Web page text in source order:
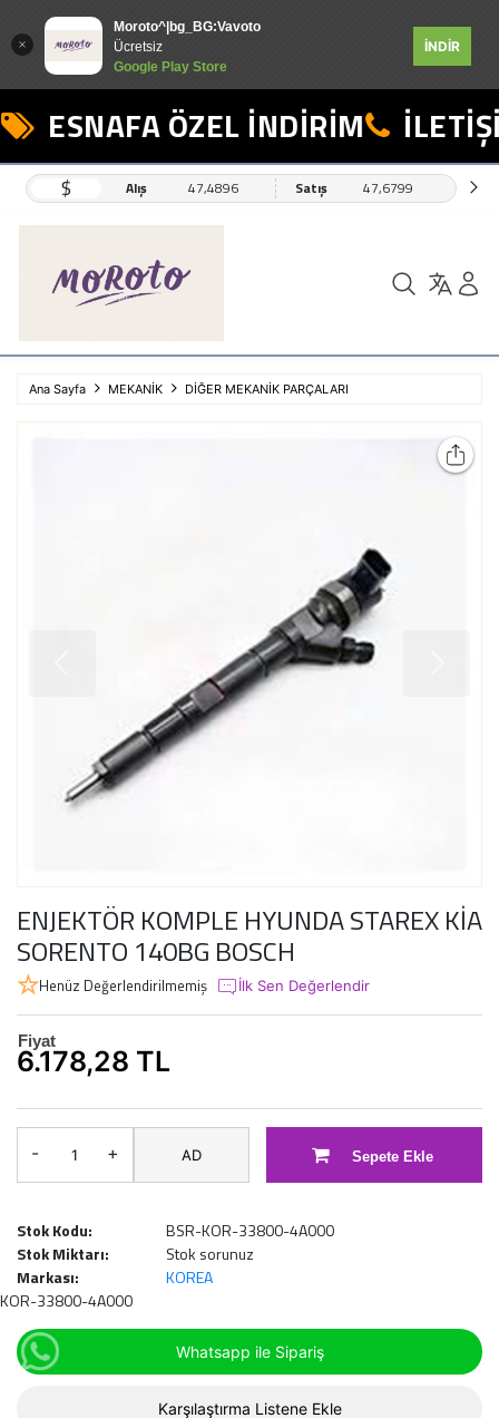
Moroto^|bg_BG:Vavoto
Ücretsiz
Google Play Store
İNDİR
ESNAFA ÖZEL İNDİRİM
$ Alış 47,4896 Satış 47,6799
Ana Sayfa MEKANİK DİĞER MEKANİK PARÇALARI
ENJEKTÖR KOMPLE HYUNDA STAREX KİA
SORENTO 140BG BOSCH
Henüz Değerlendirilmemiş İlk Sen Değerlendir
Fiyat
6.178,28 TL
- + AD Sepete Ekle
Stok Kodu:
BSR-KOR-33800-4A000
Stok Miktarı:
Stok sorunuz
Markası:
KOREA
KOR-33800-4A000
Whatsapp ile Sipariş
Karşılaştırma Listene Ekle